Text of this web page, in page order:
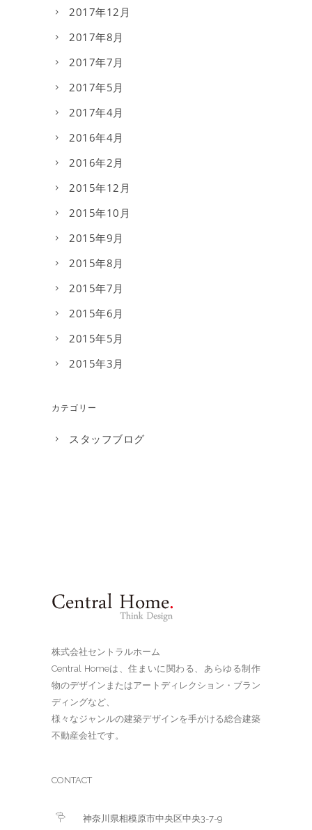
2017年12月
2017年8月
2017年7月
2017年5月
2017年4月
2016年4月
2016年2月
2015年12月
2015年10月
2015年9月
2015年8月
2015年7月
2015年6月
2015年5月
2015年3月
カテゴリー
スタッフブログ
株式会社セントラルホーム
Central Homeは、住まいに関わる、あらゆる制作
物のデザインまたはアートディレクション・ブラン
ディングなど、
様々なジャンルの建築デザインを手がける総合建築
不動産会社です。
CONTACT
神奈川県相模原市中央区中央3-7-9